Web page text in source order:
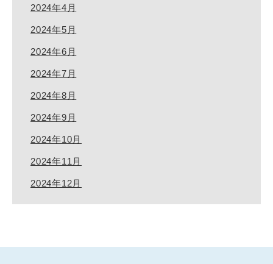
2024年4月
2024年5月
2024年6月
2024年7月
2024年8月
2024年9月
2024年10月
2024年11月
2024年12月